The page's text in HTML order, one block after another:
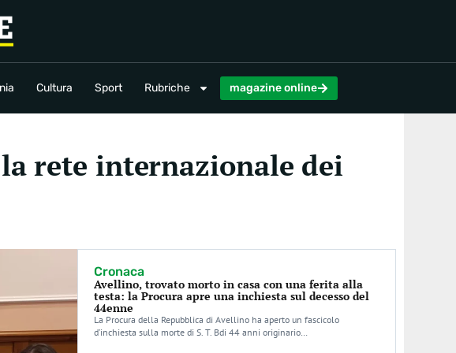
Cultura Sport Rubriche magazine online
Rubriche
rete internazionale dei
Cronaca
Avellino, trovato morto in casa con una ferita alla
testa: la Procura apre una inchiesta sul decesso del
44enne
La Procura della Repubblica di Avellino ha aperto un fascicolo
d’inchiesta sulla morte di S. T. Bdi 44 anni originario…